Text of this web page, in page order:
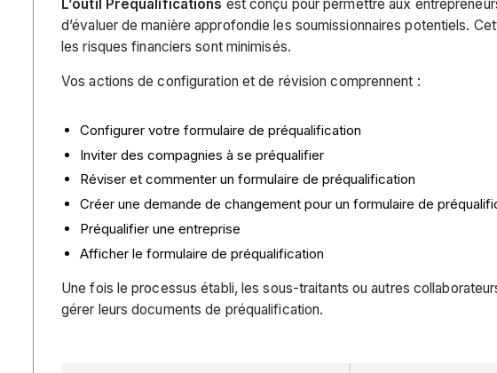
L’outil Préqualifications est conçu pour permettre aux
d’évaluer de manière approfondie les soumissionnaires potentiels.
les risques financiers sont minimisés.
Vos actions de configuration et de révision comprennent :
Configurer votre formulaire de préqualification
Inviter des compagnies à se préqualifier
Réviser et commenter un formulaire de préqualification
Créer une demande de changement pour un formulaire de
Préqualifier une entreprise
Afficher le formulaire de préqualification
Une fois le processus établi, les sous-traitants ou autres
gérer leurs documents de préqualification.